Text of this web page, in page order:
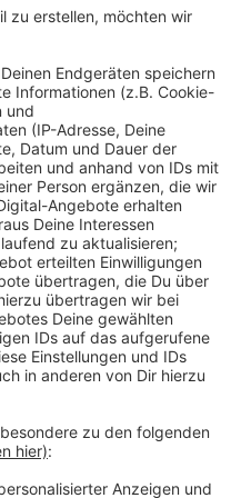
die Seele der Stadt.“
des
den WSW, den
so schnell wie
Geplant ist, dass die
noch an
Jahr.
09:06